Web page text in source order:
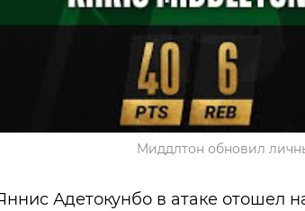
Миддлтон обновил
Адетокунбо в атаке отошел